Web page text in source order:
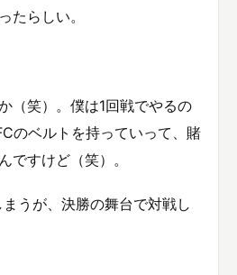
たらしい。
（笑）。僕は1回戦でやるの
のベルトを持っていって、賭
ですけど（笑）。
うが、決勝の舞台で対戦し